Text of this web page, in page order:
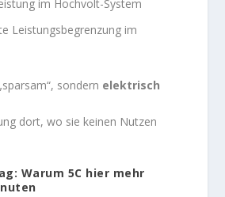
im Hochvolt-System
Leistungsbegrenzung im
sondern elektrisch
dort, wo sie keinen Nutzen
Warum 5C hier mehr